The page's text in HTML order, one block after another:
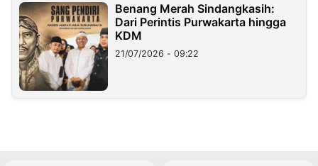
Benang Merah Sindangkasih:
Dari Perintis Purwakarta hingga
KDM
21/07/2026 - 09:22